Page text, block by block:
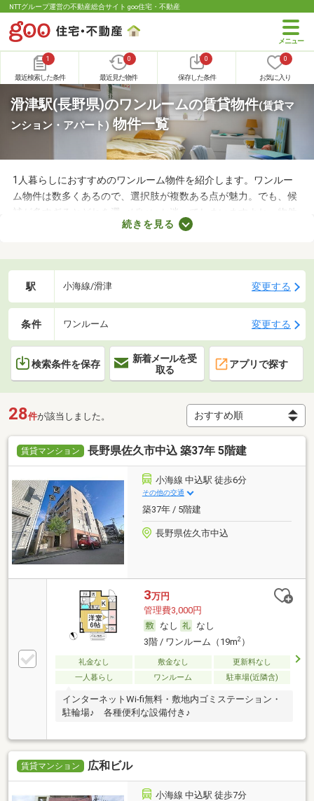
NTTグループ運営の不動産総合サイト goo住宅・不動産
1
最近検索した条件
0
最近見た物件
0
保存した条件
0
お気に入り
滑津駅(長野県)のワンルームの賃貸物件(賃貸マ
ンション・アパート) 物件一覧
1人暮らしにおすすめのワンルーム物件を紹介します。ワンルー
ム物件は数多くあるので、選択肢が複数ある点が魅力。でも、候
補が多すぎるとどれを選べばいいか迷ってしまいますよね。物件
を選ぶときは、間取り・設備・家賃などをチェックすることがお
を見つけましょう。
続きを見る
駅 小海線/滑津 変更する
条件 ワンルーム 変更する
検索条件を保存
新着メールを受
取る
アプリで探す
28件が該当しました。
賃貸マンション 長野県佐久市中込 築37年 5階建
小海線 中込駅 徒歩6分
その他の交通
築37年 / 5階建
長野県佐久市中込
3万円
管理費3,000円
なし
なし
3階 / ワンルーム（19m2）
礼金なし 敷金なし
更新料なし
一人暮らし
ワンルーム 駐車場(近隣含)
インターネットWi-fi無料・敷地内ゴミステーション・
駐輪場♪ 各種便利な設備付き♪
賃貸マンション 広和ビル
小海線 中込駅 徒歩7分